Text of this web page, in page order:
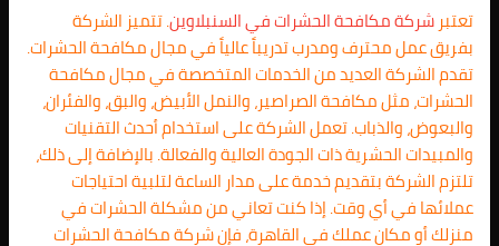
تعتبرشركة مكافحة الحشرات فيالسنبلاوين. تتميز الشركة
بفريق عمل محترف ومدرب تدريباً عالياً في مجال مكافحة الحشرات.
تقدم الشركة العديد من الخدمات المتخصصة في مجال مكافحة
الحشرات، مثل مكافحة الصراصير، والنمل الأبيض، والبق، والفئران،
والبعوض، والذباب. تعمل الشركة على استخدام أحدث التقنيات
والمبيدات الحشرية ذات الجودة العالية والفعالة. بالإضافة إلى ذلك،
تلتزم الشركة بتقديم خدمة على مدار الساعة لتلبية احتياجات
عملائها في أي وقت. إذا كنت تعاني من مشكلة الحشرات في
منزلك أو مكان عملك في القاهرة، فإن شركة مكافحة الحشرات